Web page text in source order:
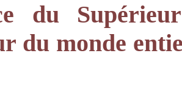
du
du monde